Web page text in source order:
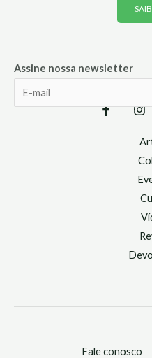
Assine nossa newsletter
Fale conosco